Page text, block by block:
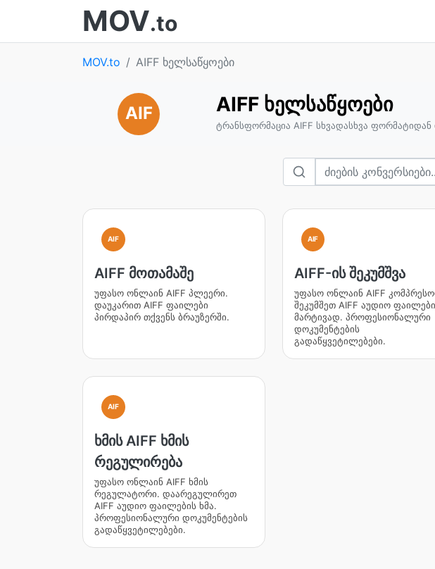
MOV.to
MOV.to AIFF ხელსაწყოები
AIF AIFF ხელსაწყოები
ტრანსფორმაცია AIFF სხვადასხვა
AIF
AIFF მოთამაშე
უფასო ონლაინ AIFF პლეერი.
დაუკარით AIFF ფაილები
პირდაპირ თქვენს ბრაუზერში.
AIF
AIFF-ის შეკუმშვა
უფასო ონლაინ AIFF
შეკუმშეთ AIFF აუდიო ფაილები
მარტივად. პროფესიონალური
დოკუმენტების
გადაწყვეტილებები.
AIF
ხმის AIFF ხმის
რეგულირება
უფასო ონლაინ AIFF ხმის
რეგულატორი. დაარეგულირეთ
AIFF აუდიო ფაილების ხმა.
პროფესიონალური დოკუმენტების
გადაწყვეტილებები.